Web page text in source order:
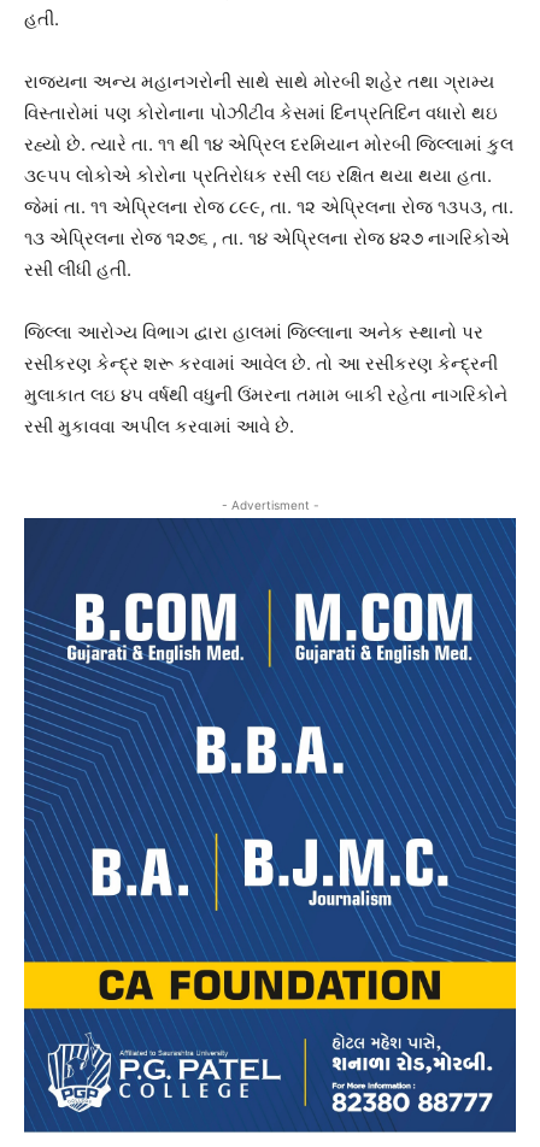
હતી.
રાજ્યના અન્ય મહાનગરોની સાથે સાથે મોરબી શહેર તથા ગ્રામ્ય
વિસ્તારોમાં પણ કોરોનાના પોઝીટીવ કેસમાં દિનપ્રતિદિન વધારો થઇ
રહ્યો છે. ત્યારે તા. ૧૧ થી ૧૪ એપ્રિલ દરમિયાન મોરબી જિલ્લામાં કુલ
૩૯૫૫ લોકોએ કોરોના પ્રતિરોધક રસી લઇ રક્ષિત થયા થયા હતા.
જેમાં તા. ૧૧ એપ્રિલના રોજ ૮૯૯, તા. ૧૨ એપ્રિલના રોજ ૧૩૫૩, તા.
૧૩ એપ્રિલના રોજ ૧૨૭૬ , તા. ૧૪ એપ્રિલના રોજ ૪૨૭ નાગરિકોએ
રસી લીધી હતી.
જિલ્લા આરોગ્ય વિભાગ દ્વારા હાલમાં જિલ્લાના અનેક સ્થાનો પર
રસીકરણ કેન્દ્ર શરૂ કરવામાં આવેલ છે. તો આ રસીકરણ કેન્દ્રની
મુલાકાત લઇ ૪૫ વર્ષથી વધુની ઉંમરના તમામ બાકી રહેતા નાગરિકોને
રસી મુકાવવા અપીલ કરવામાં આવે છે.
- Advertisment -